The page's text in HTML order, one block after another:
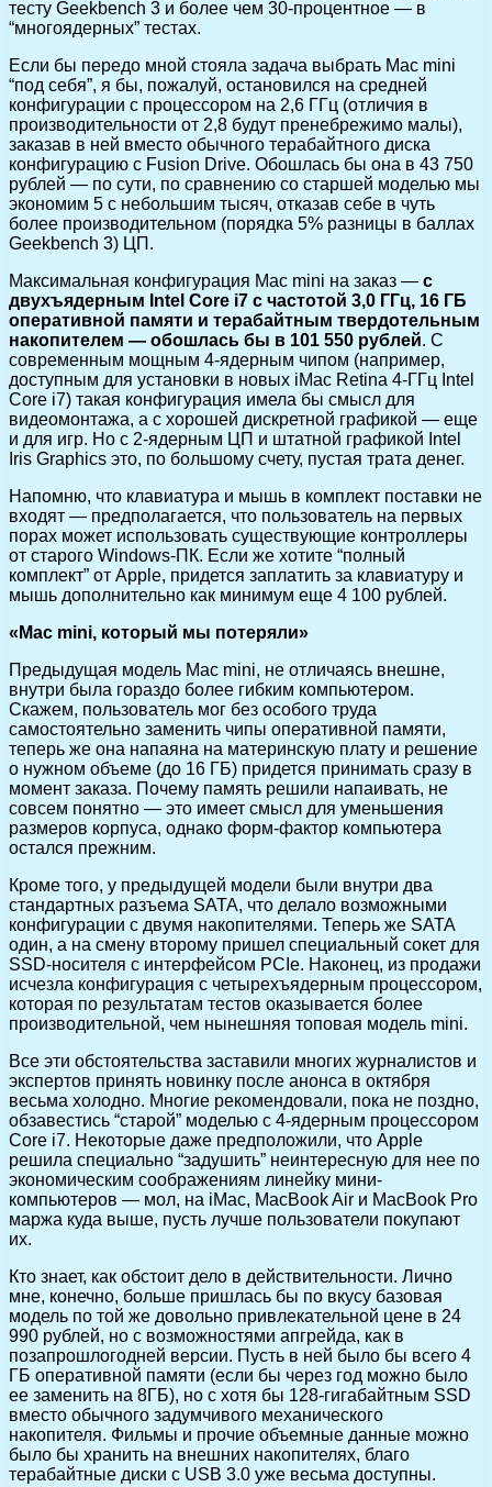
тесту Geekbench 3 и более чем 30-процентное — в
“многоядерных” тестах.
Если бы передо мной стояла задача выбрать Mac mini
“под себя”, я бы, пожалуй, остановился на средней
конфигурации с процессором на 2,6 ГГц (отличия в
производительности от 2,8 будут пренебрежимо малы),
заказав в ней вместо обычного терабайтного диска
конфигурацию с Fusion Drive. Обошлась бы она в 43 750
рублей — по сути, по сравнению со старшей моделью мы
экономим 5 с небольшим тысяч, отказав себе в чуть
более производительном (порядка 5% разницы в баллах
Geekbench 3) ЦП.
Максимальная конфигурация Mac mini на заказ — с
двухъядерным Intel Core i7 с частотой 3,0 ГГц, 16 ГБ
оперативной памяти и терабайтным твердотельным
накопителем — обошлась бы в 101 550 рублей. С
современным мощным 4-ядерным чипом (например,
доступным для установки в новых iMac Retina 4-ГГц Intel
Core i7) такая конфигурация имела бы смысл для
видеомонтажа, а с хорошей дискретной графикой — еще
и для игр. Но с 2-ядерным ЦП и штатной графикой Intel
Iris Graphics это, по большому счету, пустая трата денег.
Напомню, что клавиатура и мышь в комплект поставки не
входят — предполагается, что пользователь на первых
порах может использовать существующие контроллеры
от старого Windows-ПК. Если же хотите “полный
комплект” от Apple, придется заплатить за клавиатуру и
мышь дополнительно как минимум еще 4 100 рублей.
«Mac mini, который мы потеряли»
Предыдущая модель Mac mini, не отличаясь внешне,
внутри была гораздо более гибким компьютером.
Скажем, пользователь мог без особого труда
самостоятельно заменить чипы оперативной памяти,
теперь же она напаяна на материнскую плату и решение
о нужном объеме (до 16 ГБ) придется принимать сразу в
момент заказа. Почему память решили напаивать, не
совсем понятно — это имеет смысл для уменьшения
размеров корпуса, однако форм-фактор компьютера
остался прежним.
Кроме того, у предыдущей модели были внутри два
стандартных разъема SATA, что делало возможными
конфигурации с двумя накопителями. Теперь же SATA
один, а на смену второму пришел специальный сокет для
SSD-носителя с интерфейсом PCIe. Наконец, из продажи
исчезла конфигурация с четырехъядерным процессором,
которая по результатам тестов оказывается более
производительной, чем нынешняя топовая модель mini.
Все эти обстоятельства заставили многих журналистов и
экспертов принять новинку после анонса в октября
весьма холодно. Многие рекомендовали, пока не поздно,
обзавестись “старой” моделью с 4-ядерным процессором
Core i7. Некоторые даже предположили, что Apple
решила специально “задушить” неинтересную для нее по
экономическим соображениям линейку мини-
компьютеров — мол, на iMac, MacBook Air и MacBook Pro
маржа куда выше, пусть лучше пользователи покупают
их.
Кто знает, как обстоит дело в действительности. Лично
мне, конечно, больше пришлась бы по вкусу базовая
модель по той же довольно привлекательной цене в 24
990 рублей, но с возможностями апгрейда, как в
позапрошлогодней версии. Пусть в ней было бы всего 4
ГБ оперативной памяти (если бы через год можно было
ее заменить на 8ГБ), но с хотя бы 128-гигабайтным SSD
вместо обычного задумчивого механического
накопителя. Фильмы и прочие объемные данные можно
было бы хранить на внешних накопителях, благо
терабайтные диски с USB 3.0 уже весьма доступны.